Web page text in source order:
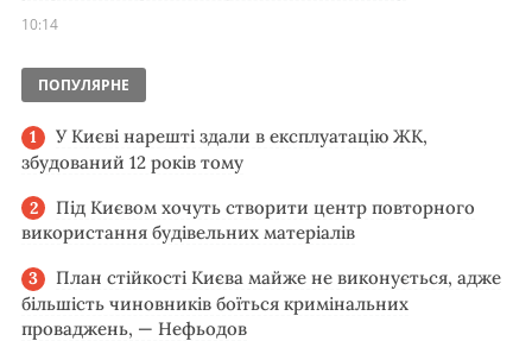
10:14
ПОПУЛЯРНЕ
У Києві нарешті здали в експлуатацію ЖК,
збудований 12 років тому
Під Києвом хочуть створити центр повторного
використання будівельних матеріалів
План стійкості Києва майже не виконується, адже
більшість чиновників боїться кримінальних
проваджень, — Нефьодов